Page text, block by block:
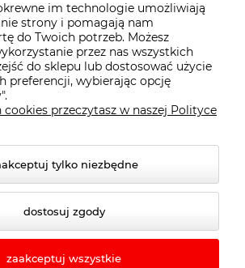
im technologie umożliwiają
strony i pomagają nam
do Twoich potrzeb. Możesz
przez nas wszystkich
do sklepu lub dostosować użycie
preferencji, wybierając opcję
przeczytasz w naszej Polityce
tylko niezbędne
dostosuj zgody
zaakceptuj wszystkie